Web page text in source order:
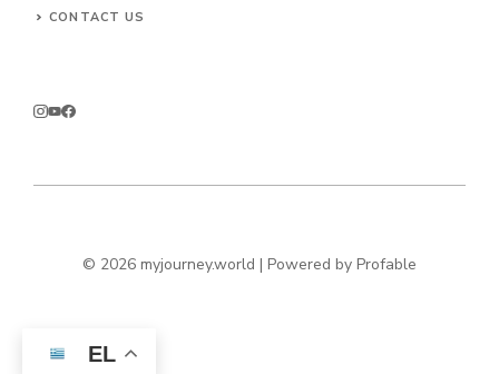
CONTACT US
© 2026 myjourney.world | Powered by Profable
EL